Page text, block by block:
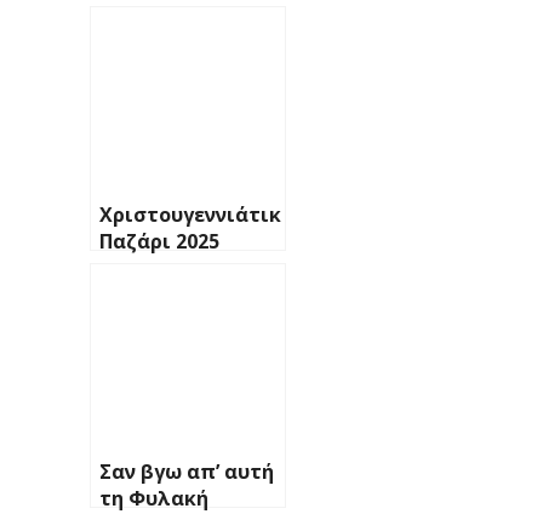
Χριστουγεννιάτικο
Παζάρι 2025
Σαν βγω απ’ αυτή
τη Φυλακή